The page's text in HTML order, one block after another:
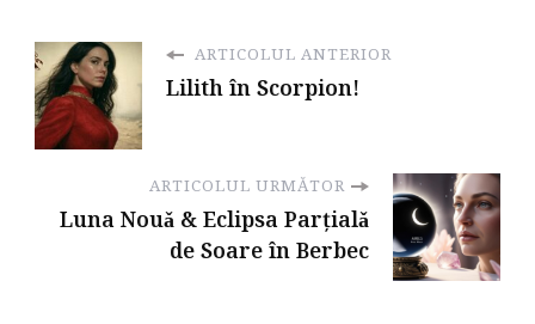
ARTICOLUL ANTERIOR
Lilith în Scorpion!
ARTICOLUL URMĂTOR
Luna Nouǎ & Eclipsa Parțialǎ
de Soare în Berbec